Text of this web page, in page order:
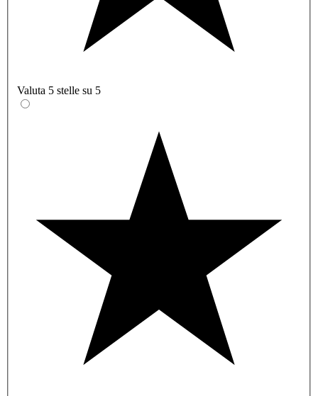
Valuta 5 stelle su 5